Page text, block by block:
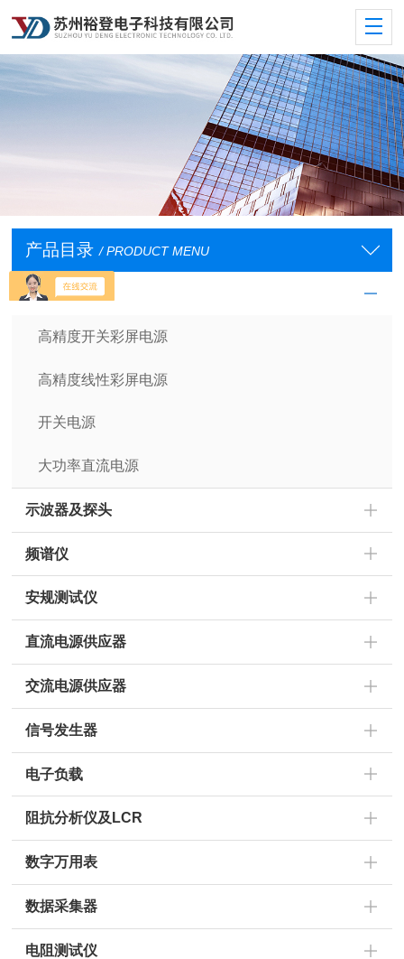
产品目录 / PRODUCT MENU
裕登直流电源
高精度开关彩屏电源
高精度线性彩屏电源
开关电源
大功率直流电源
示波器及探头
频谱仪
安规测试仪
直流电源供应器
交流电源供应器
信号发生器
电子负载
阻抗分析仪及LCR
数字万用表
数据采集器
电阻测试仪